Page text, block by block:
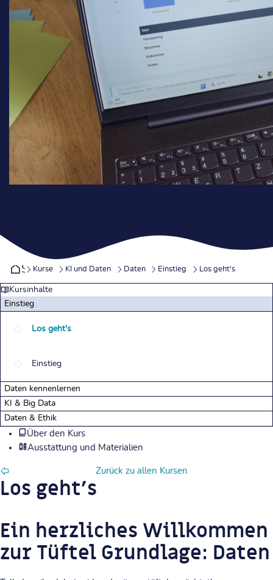
Startseite
Kurse KI und Daten Daten Einstieg Los geht's
Kursinhalte
Einstieg
Los geht's
Einstieg
Daten kennenlernen
KI & Big Data
Daten & Ethik
Über den Kurs
Ausstattung und Materialien
Zurück zu allen Kursen
Los geht's
Ein herzliches Willkommen
zur Tüftel Grundlage: Daten